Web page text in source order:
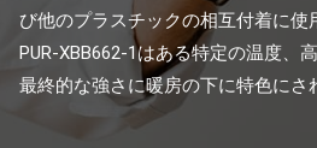
び他のプラスチックの相互付着に使
PUR-XBB662-1はある特定の温度、
最終的な強さに暖房の下に特色にさ